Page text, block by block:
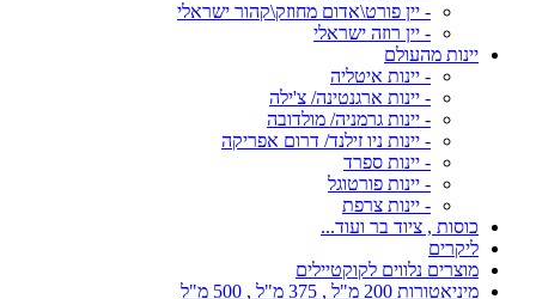
- יין פורט\אדום מחוזק\קהור ישראלי
- יין רוזה ישראלי
יינות מהעולם
- יינות איטליה
- יינות ארגנטינה/ צ'ילה
- יינות גרמניה/ מולדובה
- יינות ניו זילנד/ דרום אפריקה
- יינות ספרד
- יינות פורטוגל
- יינות צרפת
כוסות , ציוד בר ועוד...
ליקרים
מוצרים נלווים לקוקטיילים
מיניאטורות 200 מ"ל , 375 מ"ל , 500 מ"ל